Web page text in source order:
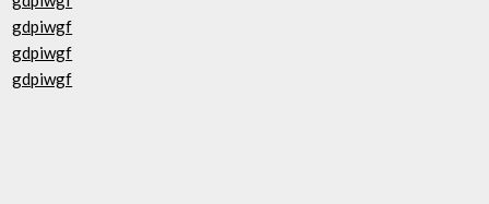
gdpiwgf
gdpiwgf
gdpiwgf